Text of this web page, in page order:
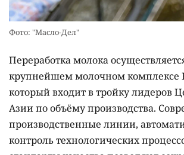
Фото: "Масло-Дел"
Переработка молока
крупнейшем молочном комплексе
который входит в тройку лидеров
Азии по объёму производства.
производственные линии,
контроль технологических